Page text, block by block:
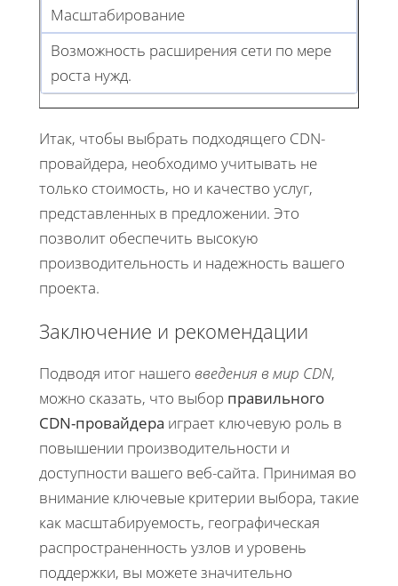
Масштабирование
Возможность расширения сети по мере
роста нужд.
Итак, чтобы выбрать подходящего CDN-
провайдера, необходимо учитывать не
только стоимость, но и качество услуг,
представленных в предложении. Это
позволит обеспечить высокую
производительность и надежность вашего
проекта.
Заключение и рекомендации
Подводя итог нашего введения в мир CDN,
можно сказать, что выбор правильного
CDN-провайдера играет ключевую роль в
повышении производительности и
доступности вашего веб-сайта. Принимая во
внимание ключевые критерии выбора, такие
как масштабируемость, географическая
распространенность узлов и уровень
поддержки, вы можете значительно